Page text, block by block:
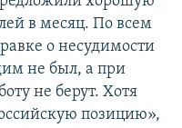
в месяц. По всем
о несудимости
не был, а при
не берут. Хотя
позицию»,